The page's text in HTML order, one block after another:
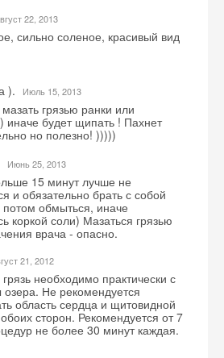
22, 2013
сильно соленое, красивый вид
). Июль 15, 2013
грязью ранки или
иначе будет щипать ! Пахнет
но полезно! )))))
Июнь 25, 2013
15 минут лучше не
и обязательно брать с собой
потом обмыться, иначе
коркой соли) Мазаться грязью
врача - опасно.
21, 2012
необходимо практически с
Не рекомендуется
область сердца и щитовидной
сторон. Рекомендуется от 7
не более 30 минут каждая.